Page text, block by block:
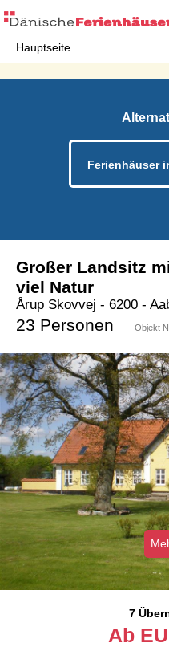
Hauptseite
Ferienhäuser
Großer Landsitz
viel Natur
Årup Skovvej - 6200 -
23 Personen Objekt
7
Ab